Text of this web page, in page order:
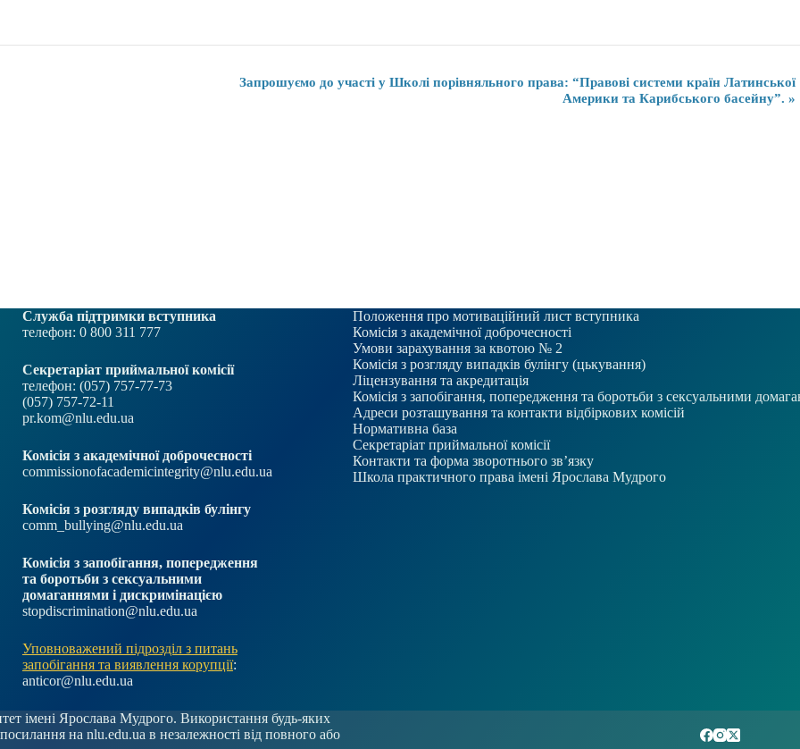
Запрошуємо до участі у Школі порівняльного права: “Правові системи країн Латинської
Америки та Карибського басейну”. »
Служба підтримки вступника
телефон: 0 800 311 777
Секретаріат приймальної комісії
телефон: (057) 757-77-73
(057) 757-72-11
pr.kom@nlu.edu.ua
Комісія з академічної доброчесності
commissionofacademicintegrity@nlu.edu.ua
Комісія з розгляду випадків булінгу
comm_bullying@nlu.edu.ua
Комісія з запобігання, попередження
та боротьби з сексуальними
домаганнями і дискримінацією
stopdiscrimination@nlu.edu.ua
Уповноважений підрозділ з питань
запобігання та виявлення корупції:
anticor@nlu.edu.ua
Положення про мотиваційний лист вступника
Комісія з академічної доброчесності
Умови зарахування за квотою № 2
Комісія з розгляду випадків булінгу (цькування)
Ліцензування та акредитація
Комісія з запобігання, попередження та боротьби з сексуальними
Адреси розташування та контакти відбіркових комісій
Нормативна база
Секретаріат приймальної комісії
Контакти та форма зворотнього зв’язку
Школа практичного права імені Ярослава Мудрого
імені Ярослава Мудрого. Використання будь-яких
посилання наnlu.edu.ua в незалежності від повного або